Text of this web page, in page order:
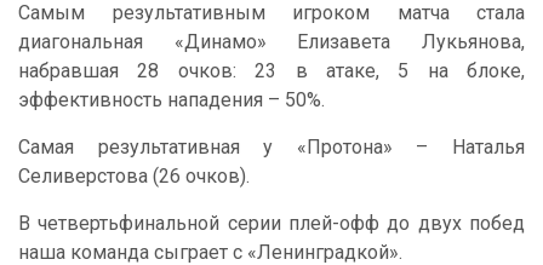
Самым результативным игроком матча стала
диагональная «Динамо» Елизавета Лукьянова,
набравшая 28 очков: 23 в атаке, 5 на блоке,
эффективность нападения – 50%.
Самая результативная у «Протона» – Наталья
Селиверстова (26 очков).
В четвертьфинальной серии плей-офф до двух побед
наша команда сыграет с «Ленинградкой».